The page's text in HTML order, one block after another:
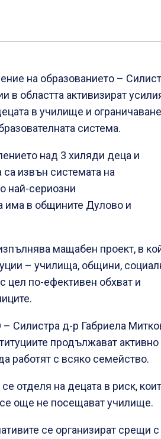
на образованието –
в областта активизират
в училище и ограничаване
система.
над 3 хиляди деца и
са извън системата на
най-сериозни
има в общините Дулово и
мащабен проект, в
– училища, общини,
цел по-ефективен обхват и
Силистра д-р Габриела
продължават
работят с всяко семейство.
отделя на децата в риск,
още не посещават училище.
се организират срещи с